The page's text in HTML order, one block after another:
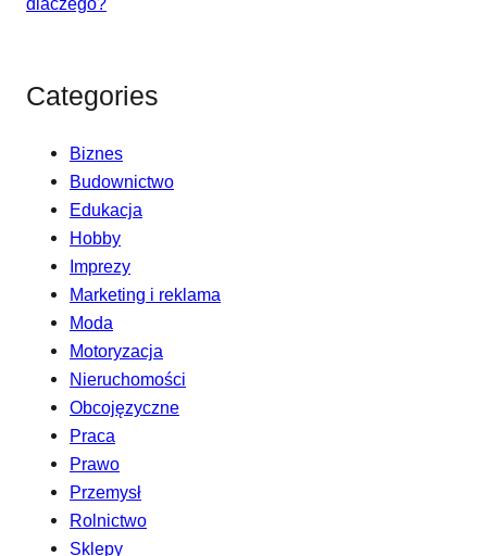
Categories
Biznes
Budownictwo
Edukacja
Hobby
Imprezy
Marketing i reklama
Moda
Motoryzacja
Nieruchomości
Obcojęzyczne
Praca
Prawo
Przemysł
Rolnictwo
Sklepy